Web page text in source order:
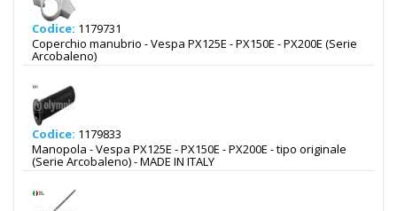
Codice: 1179731
Coperchio manubrio - Vespa PX125E - PX150E - PX200E (Serie
Arcobaleno)
Codice: 1179833
Manopola - Vespa PX125E - PX150E - PX200E - tipo originale
(Serie Arcobaleno) - MADE IN ITALY